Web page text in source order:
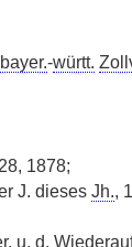
bayer.-württ.
1878;
J. dieses Jh.,
u. d.